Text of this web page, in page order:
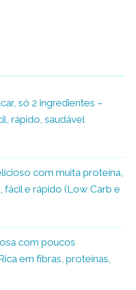
só 2 ingredientes –
rápido, saudável
com muita proteína,
fácil e rápido (Low Carb e
com poucos
em fibras, proteínas,